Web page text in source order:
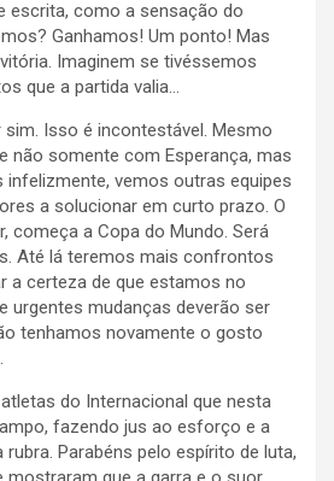
escrita, como a sensação do
Ganhamos! Um ponto! Mas
Imaginem se tivéssemos
que a partida valia…
Isso é incontestável. Mesmo
não somente com Esperança, mas
infelizmente, vemos outras equipes
a solucionar em curto prazo. O
começa a Copa do Mundo. Será
Até lá teremos mais confrontos
a certeza de que estamos no
urgentes mudanças deverão ser
tenhamos novamente o gosto
do Internacional que nesta
fazendo jus ao esforço e a
Parabéns pelo espírito de luta,